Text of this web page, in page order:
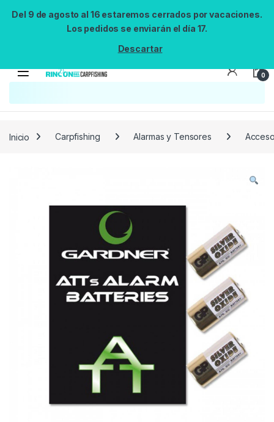
Del 9 de agosto al 16 estaremos cerrados por vacaciones.
Los pedidos se enviarán el día 17.
Descartar
0
Inicio Carpfishing Alarmas y Tensores